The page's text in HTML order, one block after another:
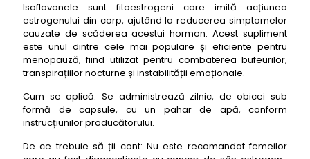
Isoflavonele sunt fitoestrogeni care imită acțiunea
estrogenului din corp, ajutând la reducerea simptomelor
cauzate de scăderea acestui hormon. Acest supliment
este unul dintre cele mai populare și eficiente pentru
menopauză, fiind utilizat pentru combaterea bufeurilor,
transpirațiilor nocturne și instabilității emoționale.
Cum se aplică: Se administrează zilnic, de obicei sub
formă de capsule, cu un pahar de apă, conform
instrucțiunilor producătorului.
De ce trebuie să ții cont: Nu este recomandat femeilor